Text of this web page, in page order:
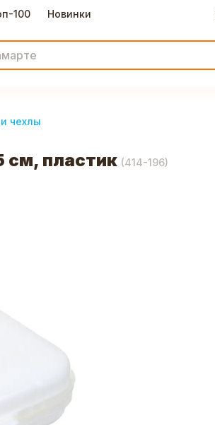
100 Новинки
чехлы
см, пластик (414-196)